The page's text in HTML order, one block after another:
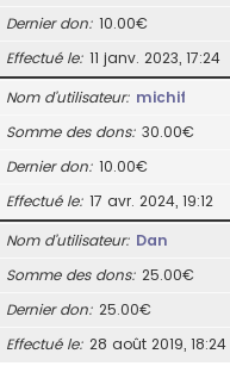
Dernier don 10.00€
Effectué le 11 janv. 2023, 17:24
Nom d’utilisateur michif
Somme des dons 30.00€
Dernier don 10.00€
Effectué le 17 avr. 2024, 19:12
Nom d’utilisateur Dan
Somme des dons 25.00€
Dernier don 25.00€
Effectué le 28 août 2019, 18:24